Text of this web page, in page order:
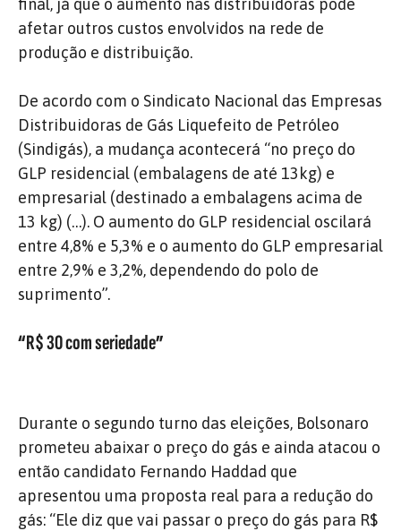
final, já que o aumento nas distribuidoras pode
afetar outros custos envolvidos na rede de
produção e distribuição.
De acordo com o Sindicato Nacional das Empresas
Distribuidoras de Gás Liquefeito de Petróleo
(Sindigás), a mudança acontecerá “no preço do
GLP residencial (embalagens de até 13kg) e
empresarial (destinado a embalagens acima de
13 kg) (…). O aumento do GLP residencial oscilará
entre 4,8% e 5,3% e o aumento do GLP empresarial
entre 2,9% e 3,2%, dependendo do polo de
suprimento”.
“R$ 30 com seriedade”
Durante o segundo turno das eleições, Bolsonaro
prometeu abaixar o preço do gás e ainda atacou o
então candidato Fernando Haddad que
apresentou uma proposta real para a redução do
gás: “Ele diz que vai passar o preço do gás para R$